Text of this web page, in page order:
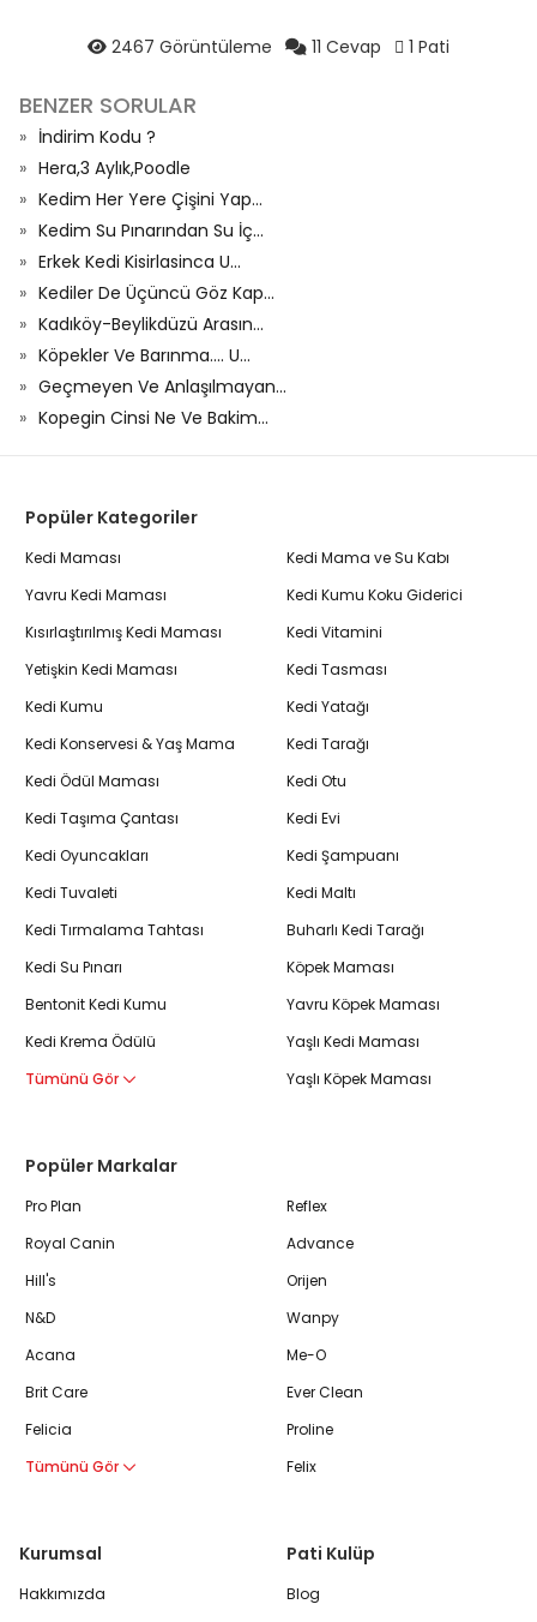
2467 Görüntüleme 11 Cevap 1 Pati
BENZER SORULAR
İndirim Kodu ?
Hera,3 Aylık,Poodle
Kedim Her Yere Çişini Yap...
Kedim Su Pınarından Su İç...
Erkek Kedi Kisirlasinca U...
Kediler De Üçüncü Göz Kap...
Kadıköy-Beylikdüzü Arasın...
Köpekler Ve Barınma.... U...
Geçmeyen Ve Anlaşılmayan...
Kopegin Cinsi Ne Ve Bakim...
Popüler Kategoriler
Kedi Maması
Yavru Kedi Maması
Kısırlaştırılmış Kedi Maması
Yetişkin Kedi Maması
Kedi Kumu
Kedi Konservesi & Yaş Mama
Kedi Ödül Maması
Kedi Taşıma Çantası
Kedi Oyuncakları
Kedi Tuvaleti
Kedi Tırmalama Tahtası
Kedi Su Pınarı
Bentonit Kedi Kumu
Kedi Krema Ödülü
Tümünü Gör
Kedi Mama ve Su Kabı
Kedi Kumu Koku Giderici
Kedi Vitamini
Kedi Tasması
Kedi Yatağı
Kedi Tarağı
Kedi Otu
Kedi Evi
Kedi Şampuanı
Kedi Maltı
Buharlı Kedi Tarağı
Köpek Maması
Yavru Köpek Maması
Yaşlı Kedi Maması
Yaşlı Köpek Maması
Popüler Markalar
Pro Plan
Royal Canin
Hill's
N&D
Acana
Brit Care
Felicia
Tümünü Gör
Reflex
Advance
Orijen
Wanpy
Me-O
Ever Clean
Proline
Felix
Kurumsal
Hakkımızda
Pati Kulüp
Blog